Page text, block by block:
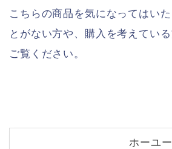
こちらの商品を気になってはい
とがない方や、購入を考えてい
ご覧ください。
ホーユ